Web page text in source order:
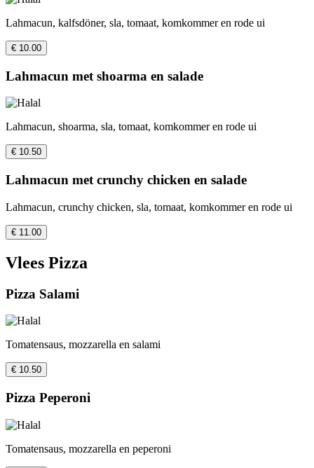
Lahmacun, kalfsdöner, sla, tomaat, komkommer en rode ui
€ 10.00
Lahmacun met shoarma en salade
Lahmacun, shoarma, sla, tomaat, komkommer en rode ui
€ 10.50
Lahmacun met crunchy chicken en salade
Lahmacun, crunchy chicken, sla, tomaat, komkommer en rode ui
€ 11.00
Vlees Pizza
Pizza Salami
Tomatensaus, mozzarella en salami
€ 10.50
Pizza Peperoni
Tomatensaus, mozzarella en peperoni